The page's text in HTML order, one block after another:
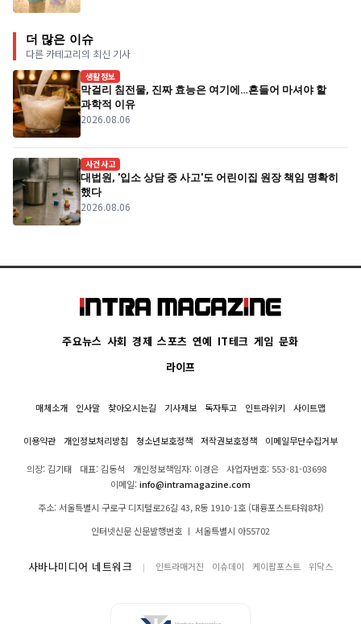
더 많은 이슈
다른 카테고리의 최신 기사
생활정보
막걸리 침전물, 진짜 효능은 여기에…흔들어 마셔야 할
과학적 이유
2026.08.06
사건사고
대법원, '입소 상담 중 사고'도 어린이집 원장 책임 명확히
했다
2026.08.06
주요뉴스 사회 경제 스포츠 연예 IT테크 게임 문화
라이프
매체소개 인사말 찾아오시는길 기사제보 독자투고 인트라위키 사이트맵
이용약관 개인정보처리방침 청소년보호정책 저작권보호정책 이메일무단수집거부
의장: 김기태 대표: 김동석 개인정보책임자: 이경은
사업자번호: 553-81-03698
이메일:info@intramagazine.com
주소: 서울특별시 구로구 디지털로26길 43, R동 1910-1호 (대륭포스트타워8차)
인터넷신문 신문발행번호 ㅣ 서울특별시 아55702
사바나미디어 네트워크 인트라매거진 이슈데이 케이팝포스트 위닥스